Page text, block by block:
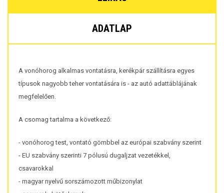
ADATLAP
A vonóhorog alkalmas vontatásra, kerékpár szállításra egyes
típusok nagyobb teher vontatására is - az autó adattáblájának
megfelelően.
A csomag tartalma a következő:
- vonóhorog test, vontató gömbbel az európai szabvány szerint
- EU szabvány szerinti 7 pólusú dugaljzat vezetékkel,
csavarokkal
- magyar nyelvű sorszámozott műbizonylat